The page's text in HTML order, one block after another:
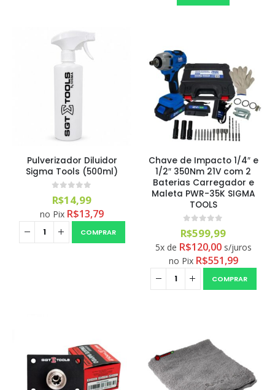
Pulverizador Diluidor
Sigma Tools (500ml)
R$14,99
no Pix R$13,79
COMPRAR
Chave de Impacto 1/4″ e
1/2″ 350Nm 21V com 2
Baterias Carregador e
Maleta PWR-35K SIGMA
TOOLS
R$599,99
5x de R$120,00 s/juros
no Pix R$551,99
COMPRAR